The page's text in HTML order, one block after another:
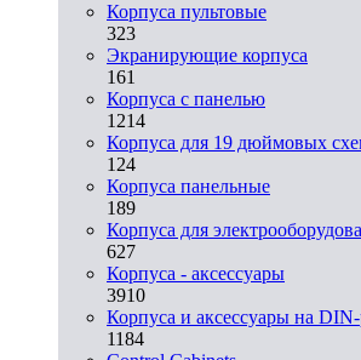
Корпуса пультовые
323
Экранирующие корпуса
161
Корпуса с панелью
1214
Корпуса для 19 дюймовых
124
Корпуса панельные
189
Корпуса для
627
Корпуса - аксессуары
3910
Корпуса и аксессуары на
1184